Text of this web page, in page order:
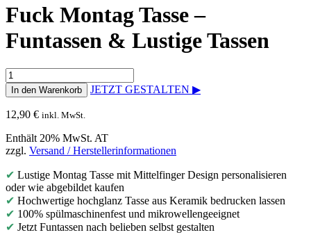
Fuck Montag Tasse –
Funtassen & Lustige Tassen
Fuck
Montag
Tasse
-
Funtassen
&
Lustige
Menge
In den Warenkorb JETZT GESTALTEN ▶
12,90 € inkl. MwSt.
Enthält 20% MwSt. AT
zzgl. Versand / Herstellerinformationen
✔ Lustige Montag Tasse mit Mittelfinger Design personalisieren
oder wie abgebildet kaufen
✔ Hochwertige hochglanz Tasse aus Keramik bedrucken lassen
✔ 100% spülmaschinenfest und mikrowellengeeignet
✔ Jetzt Funtassen nach belieben selbst gestalten